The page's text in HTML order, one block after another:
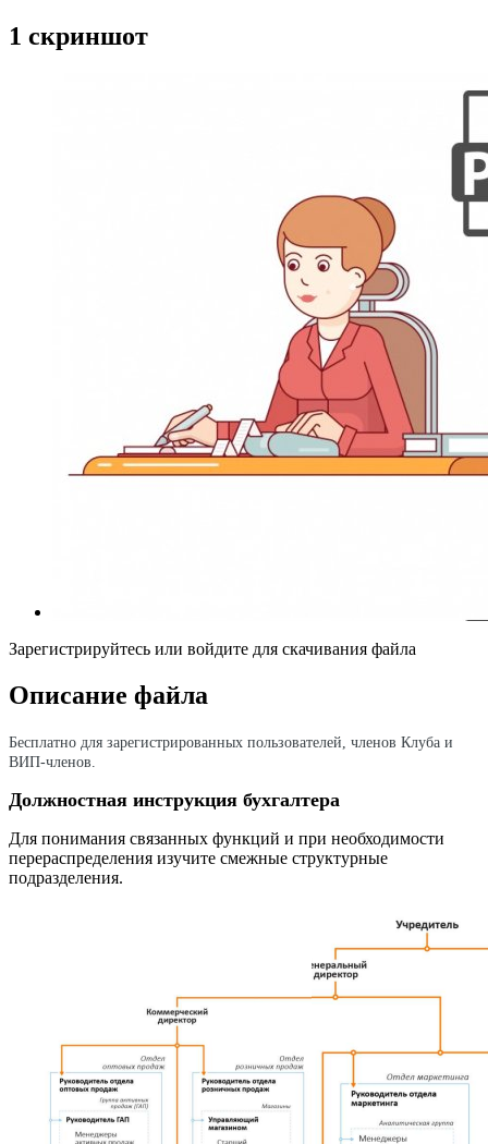
1 скриншот
Зарегистрируйтесь или войдите для скачивания файла
Описание файла
Бесплатно для зарегистрированных пользователей, членов Клуба и
ВИП-членов.
Должностная инструкция бухгалтера
Для понимания связанных функций и при необходимости
перераспределения изучите смежные структурные
подразделения.